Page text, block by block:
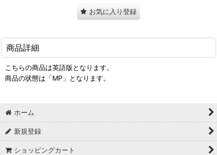
お気に入り登録
商品詳細
こちらの商品は英語版となります。
商品の状態は「MP」となります。
ホーム
新規登録
ショッピングカート